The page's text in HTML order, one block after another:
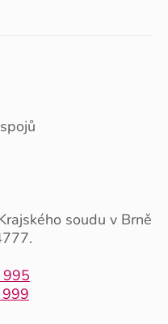
soudu v Brně